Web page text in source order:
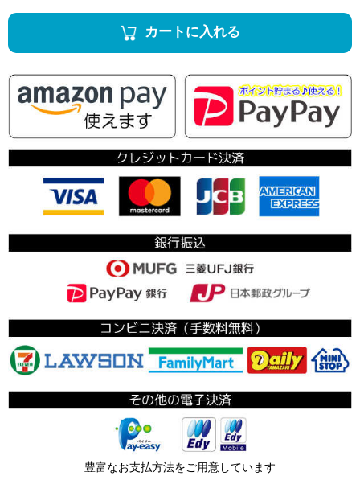
カートに入れる
豊富なお支払方法をご用意しています